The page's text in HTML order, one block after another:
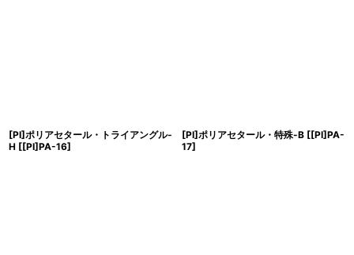
[PI]ポリアセタール・トライアングル-
H [[PI]PA-16]
[PI]ポリアセタール・特殊-B [[PI]PA-
17]